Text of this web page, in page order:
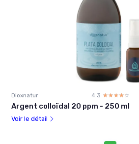
Dioxnatur 4.3 ☆☆☆☆☆
★★★★★
Argent colloïdal 20 ppm - 250 ml
Voir le détail